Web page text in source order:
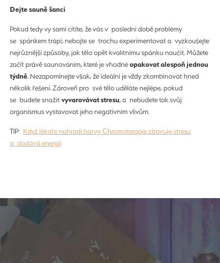
Dejte sauně šanci
Pokud tedy vy sami cítíte, že vás v poslední době problémy
se spánkem trápí, nebojte se trochu experimentovat a vyzkoušejte
nejrůznější způsoby, jak tělo opět kvalitnímu spánku naučit. Můžete
začít právě saunováním, které je vhodnéopakovat alespoň jednou
týdně. Nezapomínejte však, že ideální je vždy zkombinovat hned
několik řešení. Zároveň pro své tělo uděláte nejlépe, pokud
se budete snažitvyvarovávat stresu, a nebudete tak svůj
organismus vystavovat jeho negativním vlivům.
TIP: Když lékaře nahradí barvy. Chromoterapie zbavuje stresu
a dodává energii